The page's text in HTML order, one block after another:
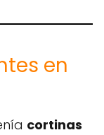
en
cortinas